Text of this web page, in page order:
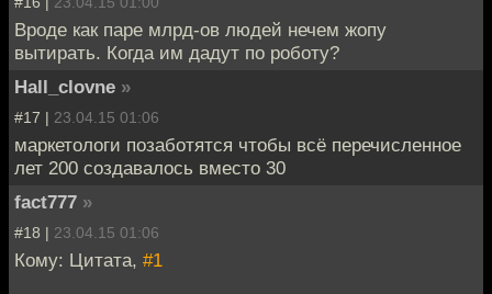
Вроде как паре млрд-ов людей нечем жопу
вытирать. Когда им дадут по роботу?
Hall_clovne »
#17 | 23.04.15 01:06
маркетологи позаботятся чтобы всё перечисленное
лет 200 создавалось вместо 30
fact777 »
#18 | 23.04.15 01:06
Кому: Цитата, #1